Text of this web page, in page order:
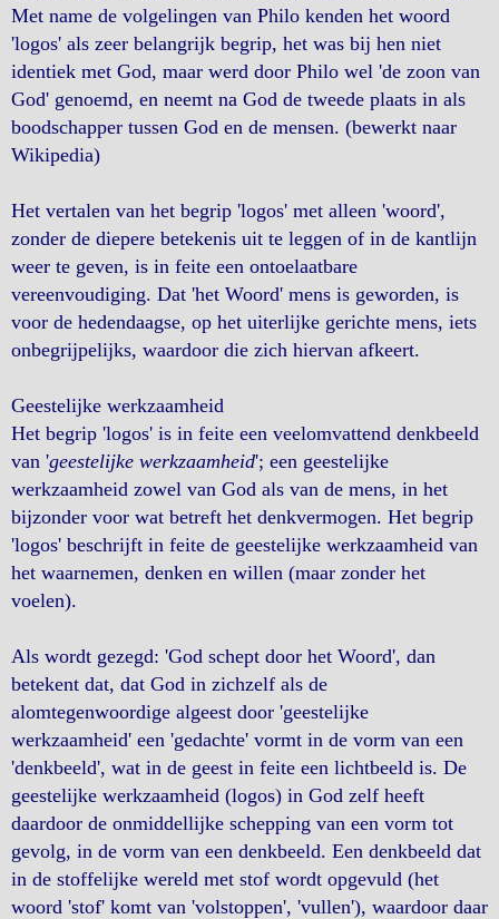
Met name de volgelingen van Philo kenden het woord
'logos' als zeer belangrijk begrip, het was bij hen niet
identiek met God, maar werd door Philo wel 'de zoon van
God' genoemd, en neemt na God de tweede plaats in als
boodschapper tussen God en de mensen. (bewerkt naar
Wikipedia)
Het vertalen van het begrip 'logos' met alleen 'woord',
zonder de diepere betekenis uit te leggen of in de kantlijn
weer te geven, is in feite een ontoelaatbare
vereenvoudiging. Dat 'het Woord' mens is geworden, is
voor de hedendaagse, op het uiterlijke gerichte mens, iets
onbegrijpelijks, waardoor die zich hiervan afkeert.
Geestelijke werkzaamheid
Het begrip 'logos' is in feite een veelomvattend denkbeeld
van 'geestelijke werkzaamheid'; een geestelijke
werkzaamheid zowel van God als van de mens, in het
bijzonder voor wat betreft het denkvermogen. Het begrip
'logos' beschrijft in feite de geestelijke werkzaamheid van
het waarnemen, denken en willen (maar zonder het
voelen).
Als wordt gezegd: 'God schept door het Woord', dan
betekent dat, dat God in zichzelf als de
alomtegenwoordige algeest door 'geestelijke
werkzaamheid' een 'gedachte' vormt in de vorm van een
'denkbeeld', wat in de geest in feite een lichtbeeld is. De
geestelijke werkzaamheid (logos) in God zelf heeft
daardoor de onmiddellijke schepping van een vorm tot
gevolg, in de vorm van een denkbeeld. Een denkbeeld dat
in de stoffelijke wereld met stof wordt opgevuld (het
woord 'stof' komt van 'volstoppen', 'vullen'), waardoor daar